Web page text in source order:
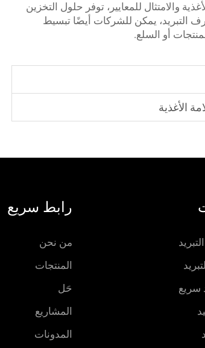
والامتثال للمعايير، توفر حلول التخزين
التبريد، يمكن للشركات أيضًا تبسيط
أو السلع.
الأغذية
سريع
رابط سريع
من نحن
المنتجات
حَل
المشاريع
المدونات